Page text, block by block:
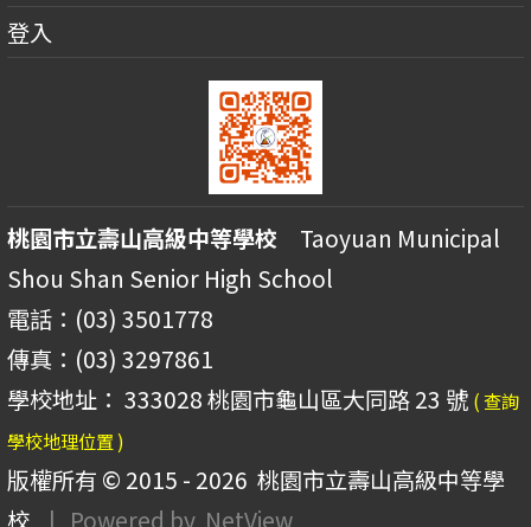
登入
桃園市立壽山高級中等學校 Taoyuan Municipal
Shou Shan Senior High School
電話：(03) 3501778
傳真：(03) 3297861
學校地址： 333028 桃園市龜山區大同路 23 號 ( 查詢
學校地理位置 )
版權所有 © 2015 - 2026 桃園市立壽山高級中等學